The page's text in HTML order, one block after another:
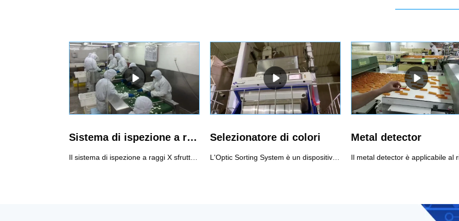
Sistema di ispezione a raggi X
Il sistema di ispezione a raggi X sfrutta il potere penetrante dei raggi X per rilevare la contaminazione. Può ottenere una gamma completa di ispezioni di contaminanti, inclusi contaminanti metallici e non metallici (vetro, ceramica, pietra, osso, gomma dura, plastica dura, ecc.). Può ispezionare imballaggi metallici, non metallici e prodotti in scatola e il risultato dell'ispezione non sarà influenzato da temperatura, umidità, contenuto di sale, ecc.Uso consigliato di sistemi di ispezione a raggi X1. Non solo contaminanti metallici, ma anche altri non metalli come pietre, ceramica, vetro.2. Alimenti confezionati con film di alluminio e alimenti confezionati in metallo3. Cibo ad alta salinità, come i sottaceti che hanno un forte effetto sul prodotto4. Cibo in scatola5. Requisiti elevati per l'ispezione di SUS6. Rilevamento di difetti, ad esempio un tablet difettoso.
Selezionatore di colori
L'Optic Sorting System è un dispositivo per lo smistamento automatico del materiale difettoso utilizzando la tecnologia di rilevamento optoelettronico in base alla differenza delle caratteristiche ottiche dei materiali.A seconda dei tipi di sensori utilizzati e dell'intelligenza software del sistema di elaborazione delle immagini, i selezionatori ottici possono riconoscere il colore, le dimensioni e la forma degli oggetti e sono in grado di confrontare gli oggetti con criteri di accettazione/rifiuto definiti dall'utente per identificare e rimuovere i prodotti difettosi e materiale estraneo (FM) dalla linea di produzione, o per separare prodotti di diversi gradi o tipi di materiali.
Metal detector